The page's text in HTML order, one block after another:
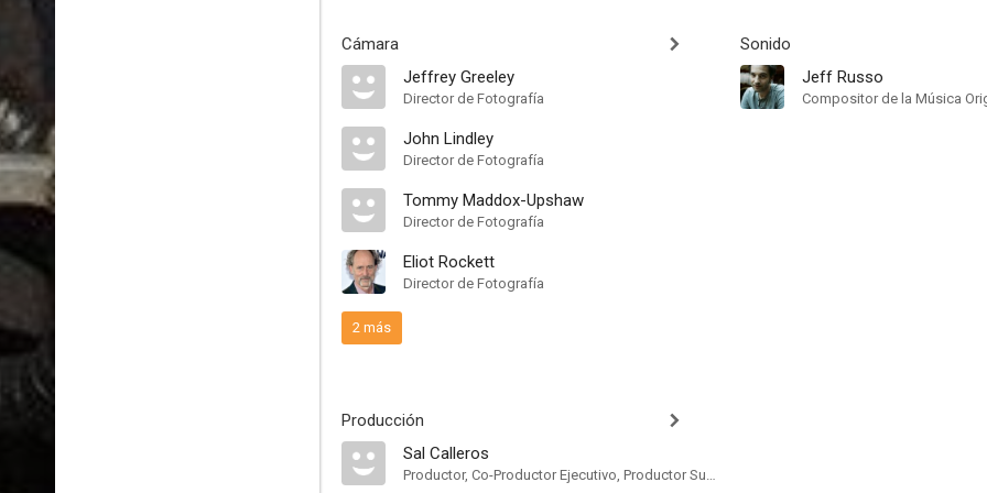
Cámara
Jeffrey Greeley
Director de Fotografía
John Lindley
Director de Fotografía
Tommy Maddox-Upshaw
Director de Fotografía
Eliot Rockett
Director de Fotografía
2 más
Producción
Sal Calleros
Productor, Co-Productor Ejecutivo, Productor Supervisor
Sonido
Jeff Russo
Compositor de la Música